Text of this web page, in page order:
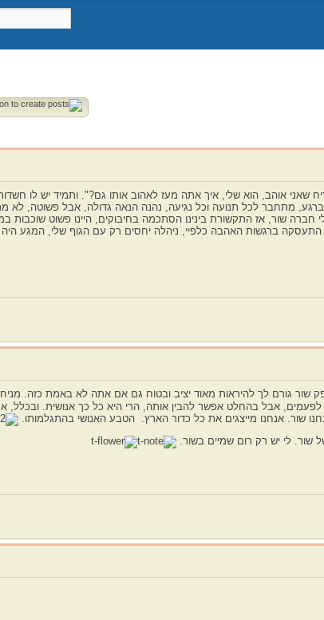
שאני אוהב, הוא שלי, איך אתה מעז לאהוב אותו גם?". ותמיד יש לו
ברגע, מתחבר לכל תנועה וכל נגיעה, נהנה הנאה גדולה, אבל פשוטה, לא
שור, אז התקשורת בינינו הסתכמה בחיבוקים, היינו פשוט שוכבות
התעסקה ברגשות האהבה כלפיי, ניהלה יחסים רק עם הגוף שלי, המגע
שור גורם לך להיראות מאוד יציב ובטוח גם אם אתה לא באמת כזה.
אבל בהחלט אפשר להבין אותה, הרי היא כל כך אנושית. ובכלל,
שור. אנחנו מייצגים את כל כדור הארץ. הטבע האנושי בהתגלמותו.
שור. לי יש רק רום שמיים בשור.